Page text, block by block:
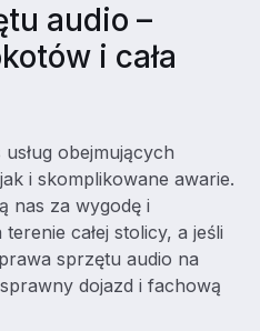
audio –
i cała
obejmujących
i skomplikowane awarie.
nas za wygodę i
całej stolicy, a jeśli
sprzętu audio na
dojazd i fachową